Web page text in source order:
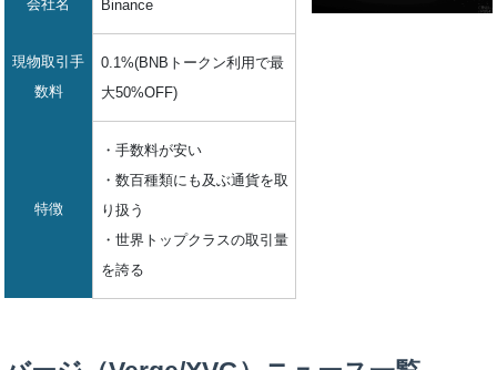
会社名 Binance
現物取引手
数料
0.1%(BNBトークン利用で最
大50%OFF)
特徴
・手数料が安い
・数百種類にも及ぶ通貨を取
り扱う
・世界トップクラスの取引量
を誇る